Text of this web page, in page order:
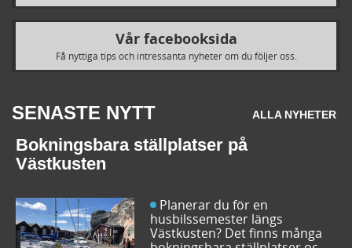
Vår facebooksida
Få nyttiga tips och intressanta nyheter om du följer oss.
SENASTE NYTT ALLA NYHETER
Bokningsbara ställplatser på
Västkusten
husbilssemester längs
Västkusten? Det finns många